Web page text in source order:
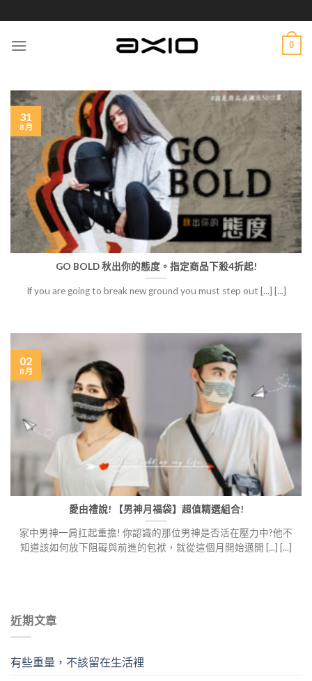
to
content
0
GO BOLD 秋出你的態度。指定商品下殺4折起!
If you are going to break new ground you must step out [...] [...]
31
8 月
愛由禮說! 【男神月福袋】超值精選組合!
家中男神一肩扛起重擔! 你認識的那位男神是否活在壓力中?他不
知道該如何放下阻礙與前進的包袱，就從這個月開始邁開 [...] [...]
02
8 月
近期文章
有些重量，不該留在生活裡